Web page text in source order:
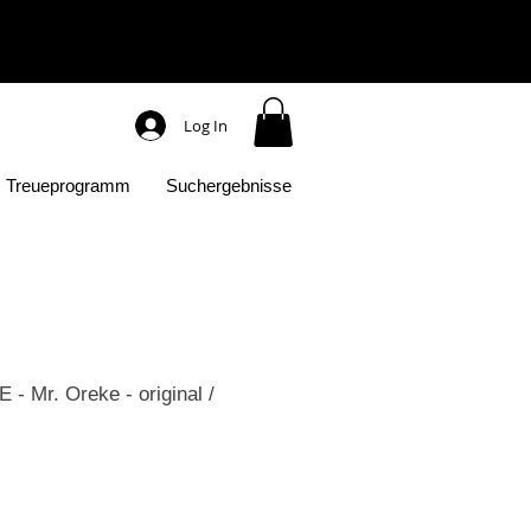
Log In
Treueprogramm Suchergebnisse
- Mr. Oreke - original /